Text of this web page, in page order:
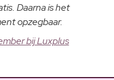
Daarna is het
opzegbaar.
bij Luxplus